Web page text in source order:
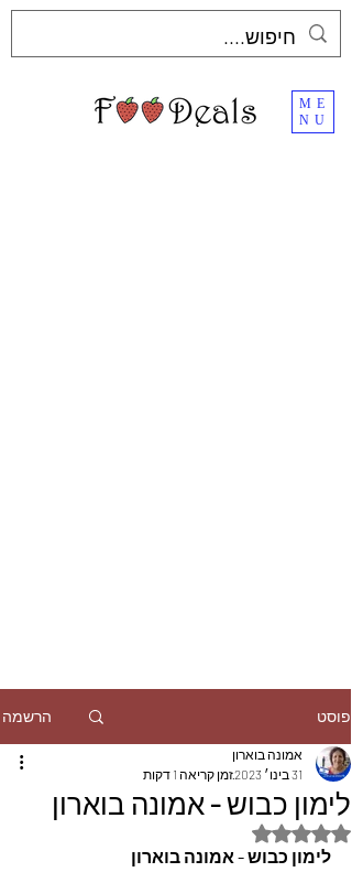
ME
NU
פוסט הרשמה
לימון כבוש - אמונה בוארון
אמונה בוארון
31 בינו׳ 2023
זמן קריאה 1 דקות
דירוג של NaN מתוך 5 כוכבים
לימון כבוש - אמונה בוארון